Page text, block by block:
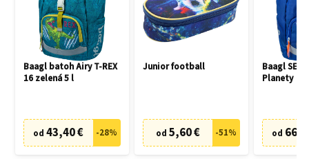
Baagl batoh Airy T-REX
16 zelená 5 l
od 43,40 € -28%
Junior football
od 5,60 € -51%
Baagl SET
Planety
od